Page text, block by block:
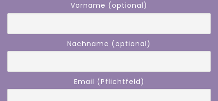
Vorname (optional)
Nachname (optional)
Email (Pflichtfeld)